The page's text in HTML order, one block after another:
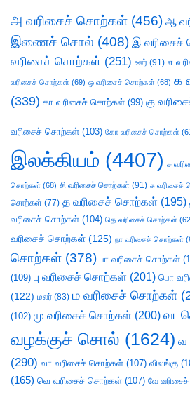
அ வரிசைச் சொற்கள் (456) ஆ
இணைச் சொல் (408) இ
வரிசைச் சொற்கள் (251) ஊர் (91) எ
வரிசைச் சொற்கள் (69) ஒ வரிசைச் சொற்கள் (68) க
(339) கா வரிசைச் சொற்கள் (99) கு
வரிசைச் சொற்கள் (103) கோ வரிசைச் சொற்கள்
இலக்கியம் (4407) ச
சொற்கள் (68) சி வரிசைச் சொற்கள் (91) சு
சொற்கள் (77) த வரிசைச் சொற்கள் (195)
வரிசைச் சொற்கள் (104) தெ வரிசைச் சொற்கள்
வரிசைச் சொற்கள் (125) நா வரிசைச் சொற்கள்
சொற்கள் (378) பா வரிசைச் சொற்கள்
(109) பு வரிசைச் சொற்கள் (201) பொ
(122) மலர் (83) ம வரிசைச் சொற்கள்
(102) மு வரிசைச் சொற்கள் (200)
வழக்குச் சொல் (1624) வ
(290) வா வரிசைச் சொற்கள் (107) விலங்கு
(165) வெ வரிசைச் சொற்கள் (107) வே